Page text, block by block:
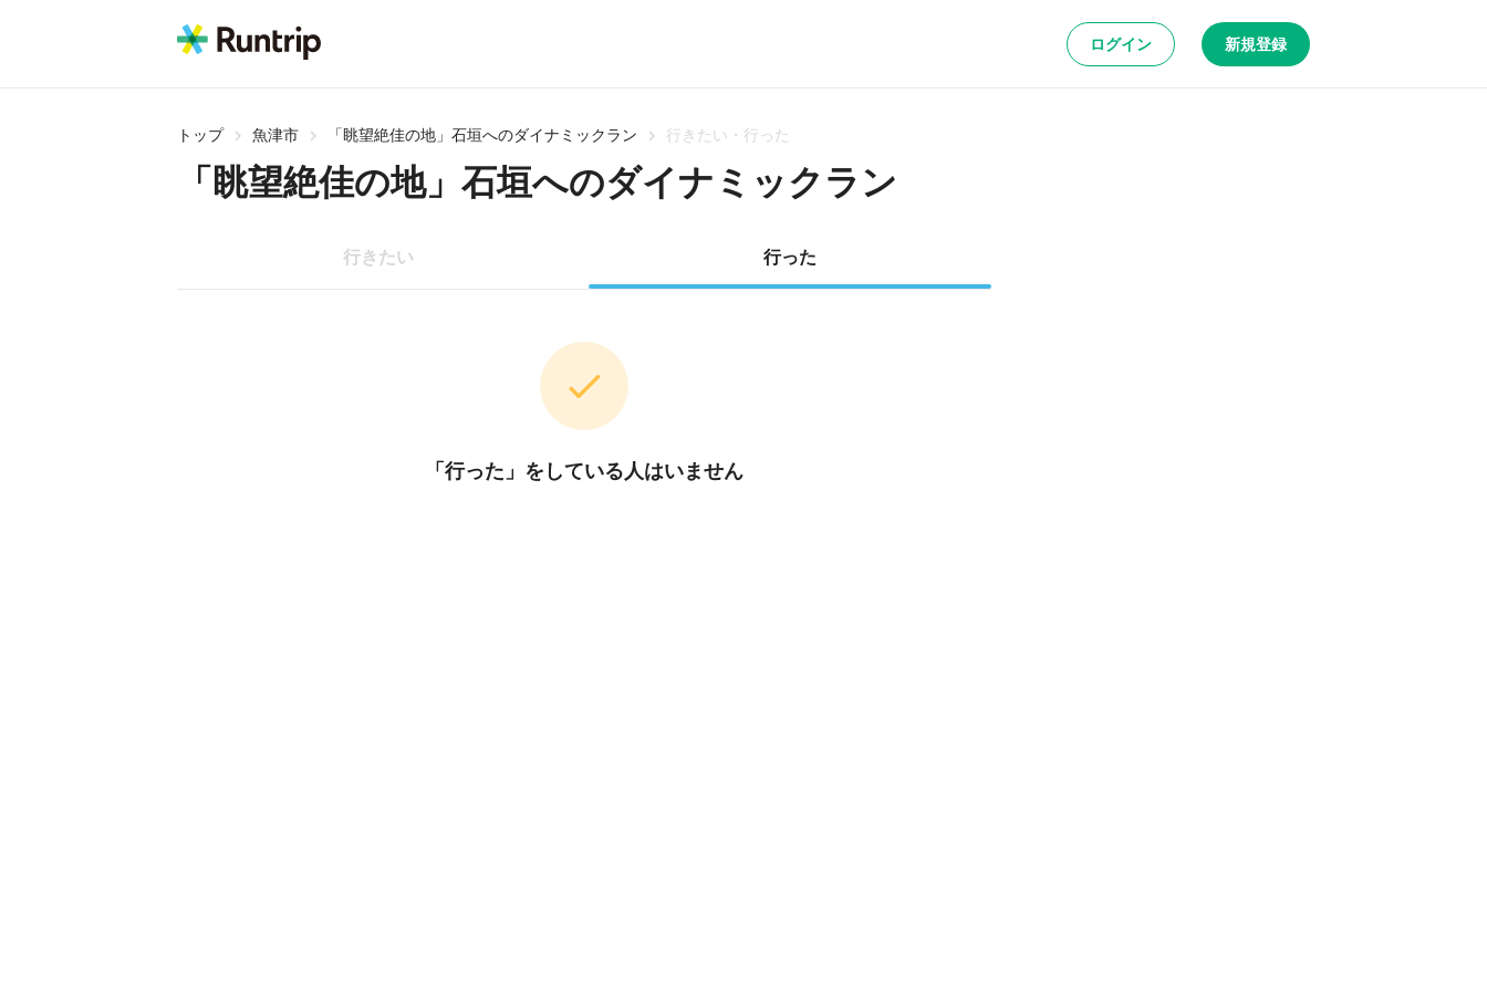
ログイン 新規登録
トップ 魚津市 「眺望絶佳の地」石垣へのダイナミックラン 行きたい・行った
「眺望絶佳の地」石垣へのダイナミックラン
行きたい 行った
「行った」をしている人はいません